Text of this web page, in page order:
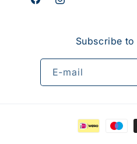
FacebookInstagram
Subscribe
E‑mail